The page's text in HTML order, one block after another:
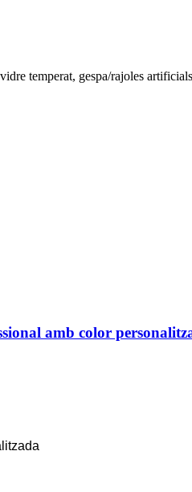
temperat, gespa/rajoles
amb color